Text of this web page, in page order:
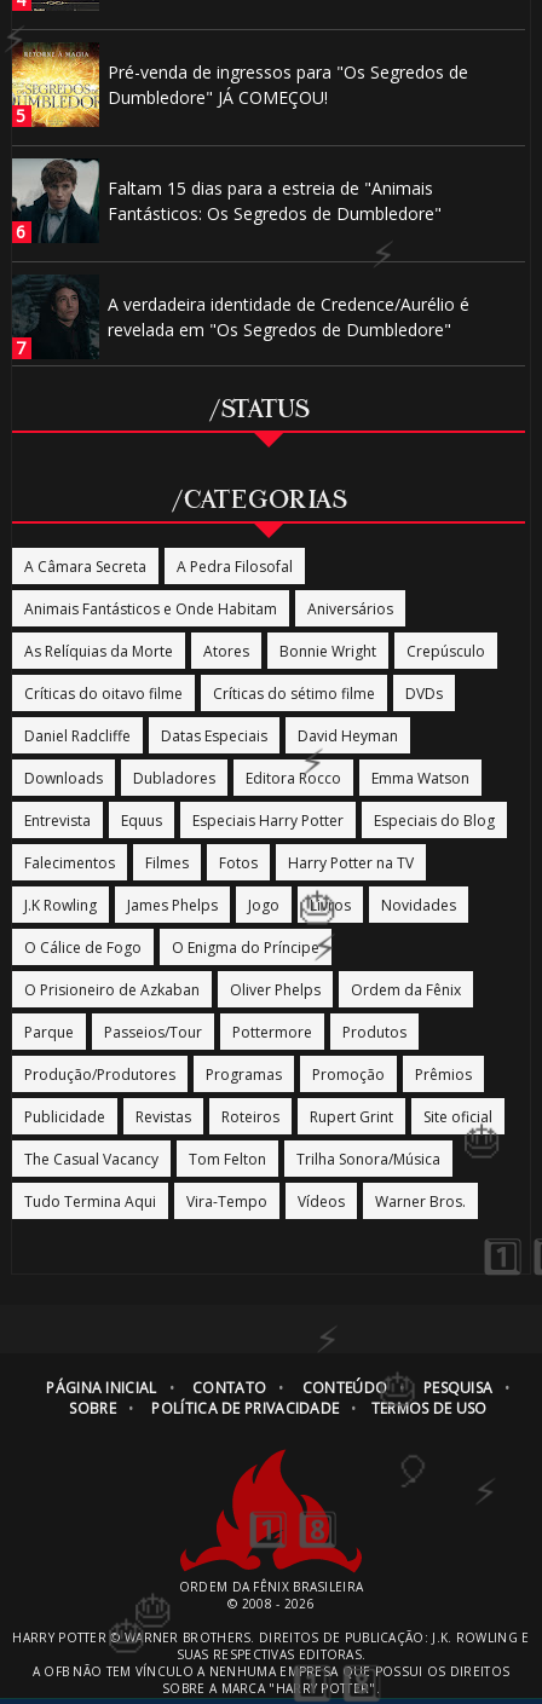
Pré-venda de ingressos para "Os Segredos de
Dumbledore" JÁ COMEÇOU!
Faltam 15 dias para a estreia de "Animais
Fantásticos: Os Segredos de Dumbledore"
A verdadeira identidade de Credence/Aurélio é
revelada em "Os Segredos de Dumbledore"
/STATUS
/CATEGORIAS
A Câmara Secreta A Pedra Filosofal
Animais Fantásticos e Onde Habitam Aniversários
As Relíquias da Morte Atores Bonnie Wright Crepúsculo
Críticas do oitavo filme Críticas do sétimo filme DVDs
Daniel Radcliffe Datas Especiais David Heyman
Downloads Dubladores Editora Rocco Emma Watson
Entrevista Equus Especiais Harry Potter Especiais do Blog
Falecimentos Filmes Fotos Harry Potter na TV
J.K Rowling James Phelps Jogo Livros Novidades
O Cálice de Fogo O Enigma do Príncipe
O Prisioneiro de Azkaban Oliver Phelps Ordem da Fênix
Parque Passeios/Tour Pottermore Produtos
Produção/Produtores Programas Promoção Prêmios
Publicidade Revistas Roteiros Rupert Grint Site oficial
The Casual Vacancy Tom Felton Trilha Sonora/Música
Tudo Termina Aqui Vira-Tempo Vídeos Warner Bros.
PÁGINA INICIAL CONTATO CONTEÚDO
PESQUISA
SOBRE
POLÍTICA DE PRIVACIDADE TERMOS DE USO
ORDEM DA FÊNIX BRASILEIRA
© 2008 - 2026
HARRY POTTER © WARNER BROTHERS. DIREITOS DE PUBLICAÇÃO: J.K. ROWLING E
SUAS RESPECTIVAS EDITORAS.
A OFB NÃO TEM VÍNCULO A NENHUMA EMPRESA QUE POSSUI OS DIREITOS
SOBRE A MARCA "HARRY POTTER".
🎈
1️⃣ 8️⃣
1️⃣ 8️⃣
🎂
🎈
⚡
🎈
🎂